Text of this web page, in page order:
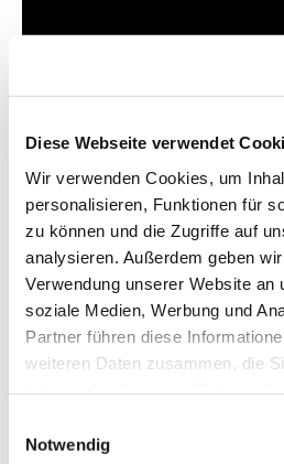
Diese Webseite verwendet
Wir verwenden Cookies, um
personalisieren, Funktionen für
zu können und die Zugriffe auf
analysieren. Außerdem geben
Verwendung unserer Website an
soziale Medien, Werbung und
Partner führen diese
weiteren Daten zusammen, die
Notwendig